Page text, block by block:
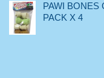
PAWI BONES
PACK X 4